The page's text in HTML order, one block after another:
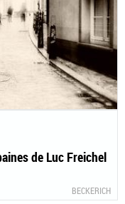
de Luc Freichel
BECKERICH